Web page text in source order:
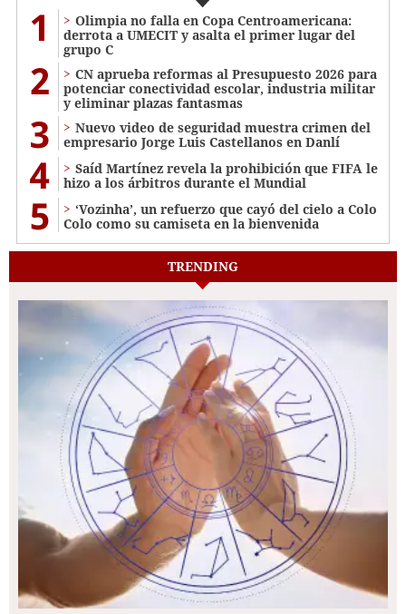
1
Olimpia no falla en Copa Centroamericana:
derrota a UMECIT y asalta el primer lugar del
grupo C
2
CN aprueba reformas al Presupuesto 2026 para
potenciar conectividad escolar, industria militar
y eliminar plazas fantasmas
3
Nuevo video de seguridad muestra crimen del
empresario Jorge Luis Castellanos en Danlí
4
Saíd Martínez revela la prohibición que FIFA le
hizo a los árbitros durante el Mundial
5
‘Vozinha’, un refuerzo que cayó del cielo a Colo
Colo como su camiseta en la bienvenida
TRENDING